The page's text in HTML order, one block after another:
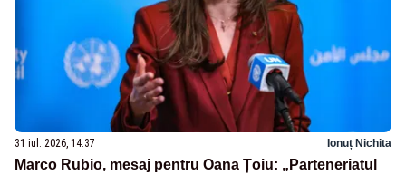
31 iul. 2026, 14:37 Ionuț Nichita
Marco Rubio, mesaj pentru Oana Țoiu: „Parteneriatul